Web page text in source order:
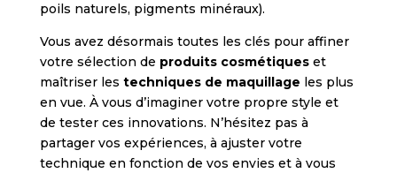
poils naturels, pigments minéraux).
Vous avez désormais toutes les clés pour affiner
votre sélection de produits cosmétiqueset
maîtriser les techniques de maquillage les plus
en vue. À vous d’imaginer votre propre style et
de tester ces innovations. N’hésitez pas à
partager vos expériences, à ajuster votre
technique en fonction de vos envies et à vous